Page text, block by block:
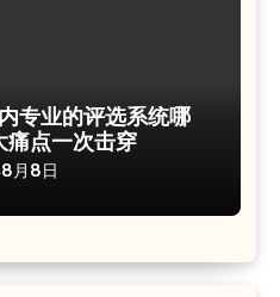
专业的评选系统哪
痛点一次击穿
月8日